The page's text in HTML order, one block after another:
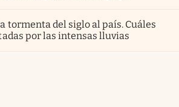
tormenta del siglo al país. Cuáles
por las intensas lluvias